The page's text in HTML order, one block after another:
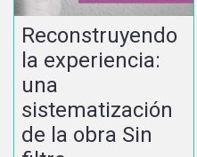
Reconstruyendo
la experiencia:
una
sistematización
de la obra Sin